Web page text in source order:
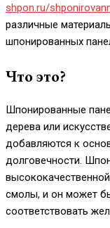
shpon.ru/
различные
шпонированных
Что это?
Шпонированные
дерева или
добавляются к
долговечности.
смолы, и он может
соответствовать